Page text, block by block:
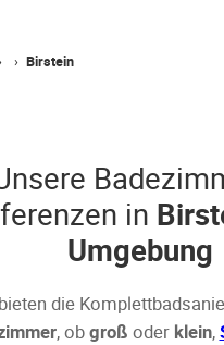
› Birstein
in
Umgebung
die
, obgroß oder klein,